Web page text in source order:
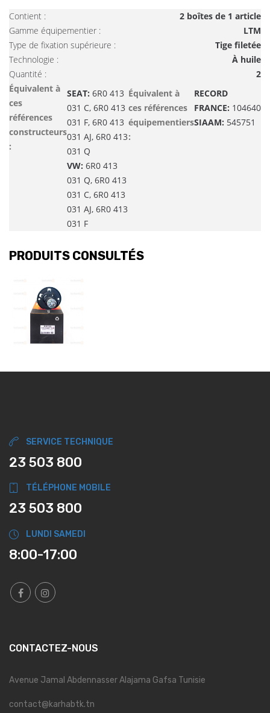
Contient :
2 boîtes de 1 article
Gamme équipementier :
LTM
Type de fixation supérieure :
Tige filetée
Technologie :
À huile
Quantité :
2
Équivalent à
ces
références
constructeurs
:
SEAT: 6R0 413
031 C, 6R0 413
031 F, 6R0 413
031 AJ, 6R0 413
031 Q
VW: 6R0 413
031 Q, 6R0 413
031 C, 6R0 413
031 AJ, 6R0 413
031 F
Équivalent à
ces références
équipementiers
:
RECORD
FRANCE: 104640
SIAAM: 545751
PRODUITS CONSULTÉS
SERVICE TECHNIQUE
23 503 800
TÉLÉPHONE MOBILE
23 503 800
LUNDI SAMEDI
8:00-17:00
CONTACTEZ-NOUS
Avenue Jamal Abdennasser Alajama Gafsa Tunisie
contact@karhabtk.tn